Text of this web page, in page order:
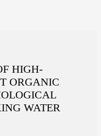
HIGH-
ORGANIC
WATER